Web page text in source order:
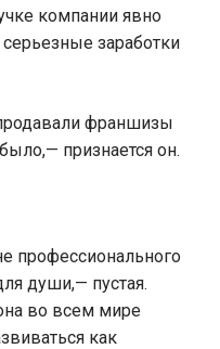
компании явно
заработки
франшизы
признается он.
профессионального
души,— пустая.
во всем мире
как